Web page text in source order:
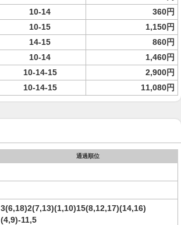
10-14
360円
10-15
1,150円
14-15
860円
10-14
1,460円
10-14-15
2,900円
10-14-15 11,080円
通過順位
3(6,18)2(7,13)(1,10)15(8,12,17)(14,16)
(4,9)-11,5